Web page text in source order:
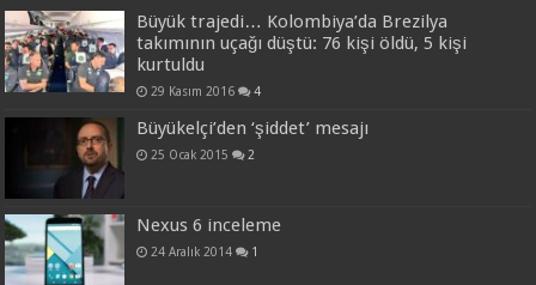
Büyük trajedi… Kolombiya’da Brezilya
takımının uçağı düştü: 76 kişi öldü, 5 kişi
kurtuldu
29 Kasım 2016 4
Büyükelçi’den ‘şiddet’ mesajı
25 Ocak 2015 2
Nexus 6 inceleme
24 Aralık 2014 1